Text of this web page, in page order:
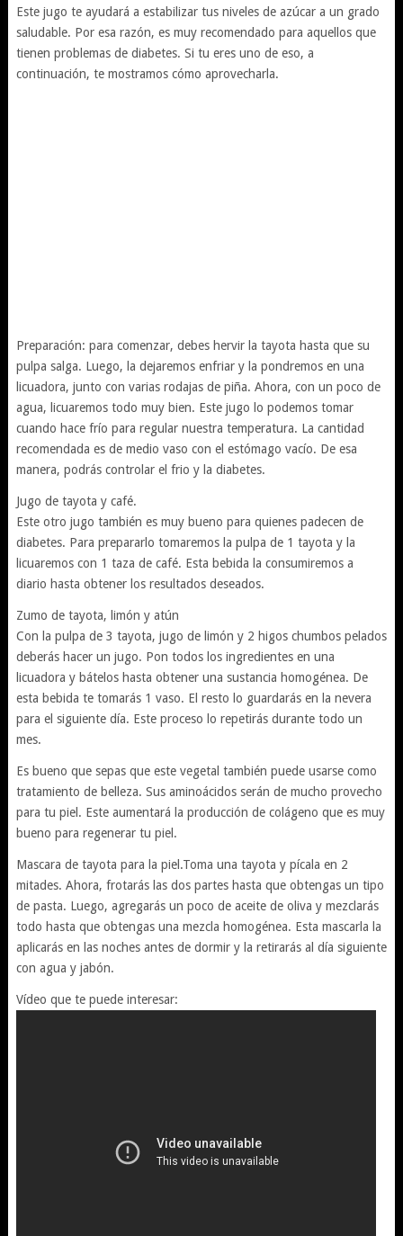
Este jugo te ayudará a estabilizar tus niveles de azúcar a un grado
saludable. Por esa razón, es muy recomendado para aquellos que
tienen problemas de diabetes. Si tu eres uno de eso, a
continuación, te mostramos cómo aprovecharla.
Preparación: para comenzar, debes hervir la tayota hasta que su
pulpa salga. Luego, la dejaremos enfriar y la pondremos en una
licuadora, junto con varias rodajas de piña. Ahora, con un poco de
agua, licuaremos todo muy bien. Este jugo lo podemos tomar
cuando hace frío para regular nuestra temperatura. La cantidad
recomendada es de medio vaso con el estómago vacío. De esa
manera, podrás controlar el frio y la diabetes.
Jugo de tayota y café.
Este otro jugo también es muy bueno para quienes padecen de
diabetes. Para prepararlo tomaremos la pulpa de 1 tayota y la
licuaremos con 1 taza de café. Esta bebida la consumiremos a
diario hasta obtener los resultados deseados.
Zumo de tayota, limón y atún
Con la pulpa de 3 tayota, jugo de limón y 2 higos chumbos pelados
deberás hacer un jugo. Pon todos los ingredientes en una
licuadora y bátelos hasta obtener una sustancia homogénea. De
esta bebida te tomarás 1 vaso. El resto lo guardarás en la nevera
para el siguiente día. Este proceso lo repetirás durante todo un
mes.
Es bueno que sepas que este vegetal también puede usarse como
tratamiento de belleza. Sus aminoácidos serán de mucho provecho
para tu piel. Este aumentará la producción de colágeno que es muy
bueno para regenerar tu piel.
Mascara de tayota para la piel.Toma una tayota y pícala en 2
mitades. Ahora, frotarás las dos partes hasta que obtengas un tipo
de pasta. Luego, agregarás un poco de aceite de oliva y mezclarás
todo hasta que obtengas una mezcla homogénea. Esta mascarla la
aplicarás en las noches antes de dormir y la retirarás al día siguiente
con agua y jabón.
Vídeo que te puede interesar: